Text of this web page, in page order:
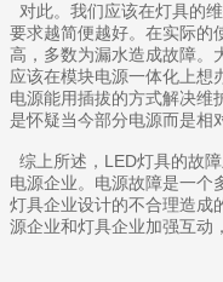
对此。我们应该在灯具的
要求越简便越好。在实际的
高，多数为漏水造成故障。
应该在模块电源一体化上想
电源能用插拔的方式解决维
是怀疑当今部分电源而是相
综上所述，LED灯具的故
电源企业。电源故障是一个
灯具企业设计的不合理造成
源企业和灯具企业加强互动